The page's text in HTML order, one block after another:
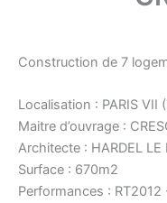
Construction de 7
Localisation : PARIS VII
Maitre d’ouvrage :
Architecte : HARDEL LE
Surface : 670m2
Performances :